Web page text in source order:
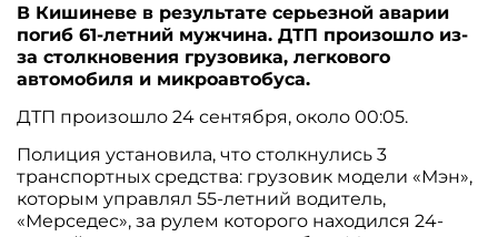
В Кишиневе в результате серьезной аварии
погиб 61-летний мужчина. ДТП произошло из-
за столкновения грузовика, легкового
автомобиля и микроавтобуса.
ДТП произошло 24 сентября, около 00:05.
Полиция установила, что столкнулись 3
транспортных средства: грузовик модели «Мэн»,
которым управлял 55-летний водитель,
«Мерседес», за рулем которого находился 24-